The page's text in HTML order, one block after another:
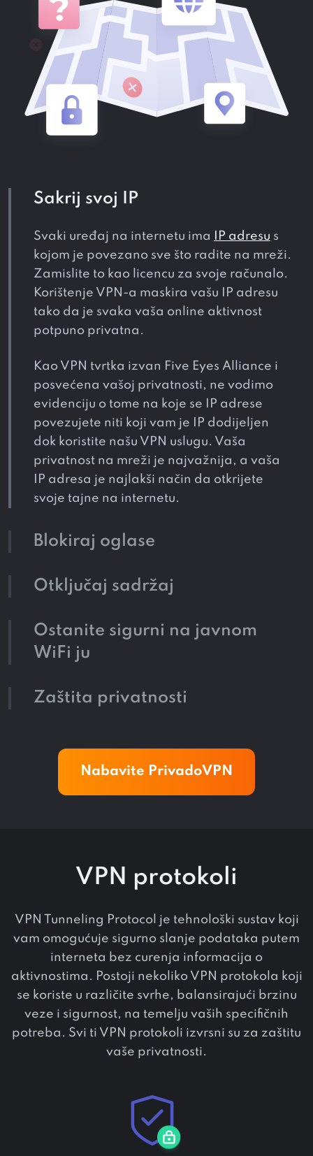
Sakrij svoj IP
Svaki uređaj na internetu ima IP adresu s
kojom je povezano sve što radite na mreži.
Zamislite to kao licencu za svoje računalo.
Korištenje VPN-a maskira vašu IP adresu
tako da je svaka vaša online aktivnost
potpuno privatna.
Kao VPN tvrtka izvan Five Eyes Alliance i
posvećena vašoj privatnosti, ne vodimo
evidenciju o tome na koje se IP adrese
povezujete niti koji vam je IP dodijeljen
dok koristite našu VPN uslugu. Vaša
privatnost na mreži je najvažnija, a vaša
IP adresa je najlakši način da otkrijete
svoje tajne na internetu.
Blokiraj oglase
Otključaj sadržaj
Ostanite sigurni na javnom
WiFi ju
Zaštita privatnosti
Nabavite PrivadoVPN
VPN protokoli
VPN Tunneling Protocol je tehnološki sustav koji
vam omogućuje sigurno slanje podataka putem
interneta bez curenja informacija o
aktivnostima. Postoji nekoliko VPN protokola koji
se koriste u različite svrhe, balansirajući brzinu
veze i sigurnost, na temelju vaših specifičnih
potreba. Svi ti VPN protokoli izvrsni su za zaštitu
vaše privatnosti.